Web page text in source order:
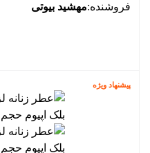
فروشنده:مهشید بیوتی
پیشنهاد ویژه